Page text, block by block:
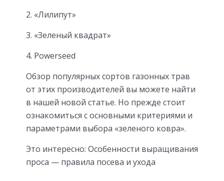
2. «Лилипут»
3. «Зеленый квадрат»
4. Powerseed
Обзор популярных сортов газонных трав
от этих производителей вы можете найти
в нашей новой статье. Но прежде стоит
ознакомиться с основными критериями и
параметрами выбора «зеленого ковра».
Это интересно: Особенности выращивания
проса — правила посева и ухода